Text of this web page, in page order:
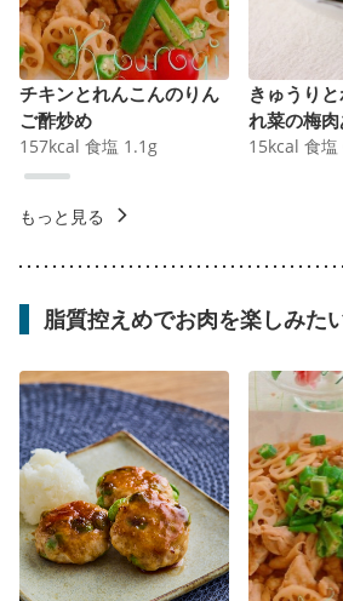
チキンとれんこんのりん
ご酢炒め
157kcal 食塩 1.1 g
きゅうり
れ菜の梅肉
15kcal 食塩
もっと見る
脂質控えめでお肉を楽しみた